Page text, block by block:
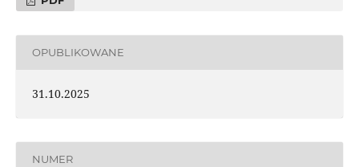
OPUBLIKOWANE
31.10.2025
NUMER